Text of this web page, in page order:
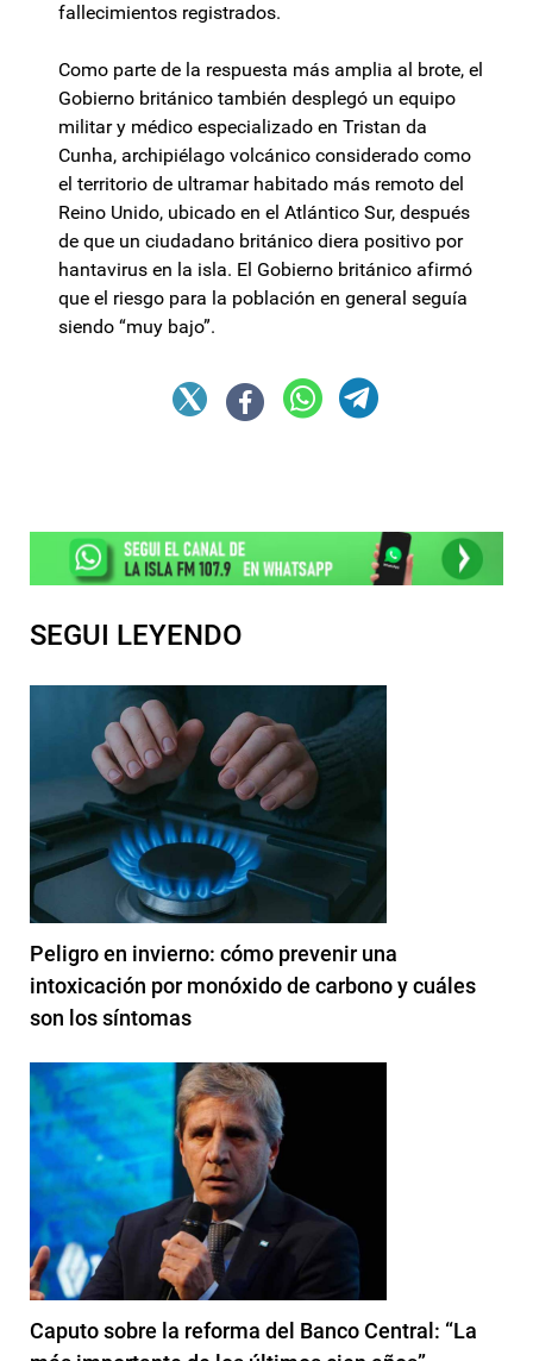
fallecimientos registrados.
Como parte de la respuesta más amplia al brote, el
Gobierno británico también desplegó un equipo
militar y médico especializado en Tristan da
Cunha, archipiélago volcánico considerado como
el territorio de ultramar habitado más remoto del
Reino Unido, ubicado en el Atlántico Sur, después
de que un ciudadano británico diera positivo por
hantavirus en la isla. El Gobierno británico afirmó
que el riesgo para la población en general seguía
siendo “muy bajo”.
SEGUI LEYENDO
Peligro en invierno: cómo prevenir una
intoxicación por monóxido de carbono y cuáles
son los síntomas
Caputo sobre la reforma del Banco Central: “La